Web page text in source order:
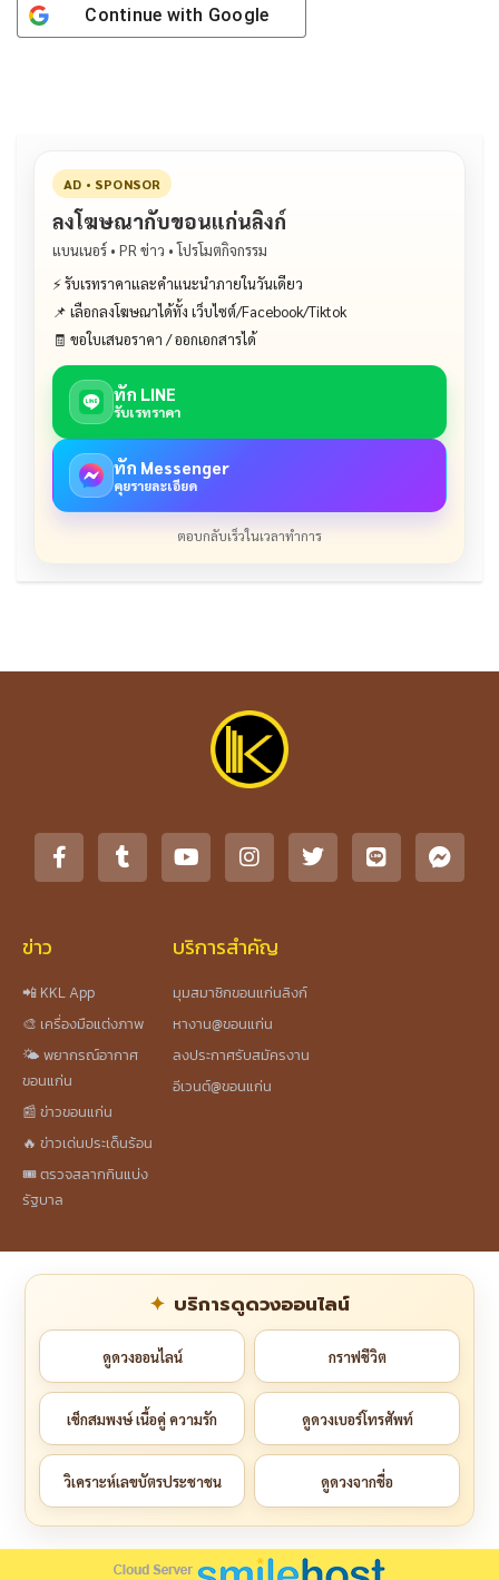
Continue with Google
AD • SPONSOR
ลงโฆษณากับขอนแก่นลิงก์
แบนเนอร์ • PR ข่าว • โปรโมตกิจกรรม
⚡ รับเรทราคาและคำแนะนำภายในวันเดียว
📌 เลือกลงโฆษณาได้ทั้ง เว็บไซต์/Facebook/Tiktok
🧾 ขอใบเสนอราคา / ออกเอกสารได้
ทัก LINE
รับเรทราคา
ทัก Messenger
คุยรายละเอียด
ตอบกลับเร็วในเวลาทำการ
ข่าว
📲 KKL App
🎨 เครื่องมือแต่งภาพ
🌤️ พยากรณ์อากาศ
ขอนแก่น
📰 ข่าวขอนแก่น
🔥 ข่าวเด่นประเด็นร้อน
🎟️ ตรวจสลากกินแบ่ง
รัฐบาล
บริการสำคัญ
มุมสมาชิกขอนแก่นลิงก์
หางาน@ขอนแก่น
ลงประกาศรับสมัครงาน
อีเวนต์@ขอนแก่น
บริการดูดวงออนไลน์
ดูดวงออนไลน์ กราฟชีวิต
เช็กสมพงษ์ เนื้อคู่ ความรัก ดูดวงเบอร์โทรศัพท์
วิเคราะห์เลขบัตรประชาชน ดูดวงจากชื่อ